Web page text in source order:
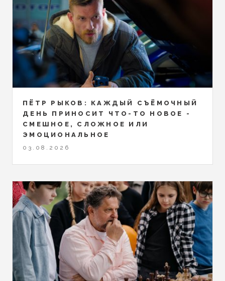
ПЁТР РЫКОВ: КАЖДЫЙ СЪЁМОЧНЫЙ
ДЕНЬ ПРИНОСИТ ЧТО-ТО НОВОЕ -
СМЕШНОЕ, СЛОЖНОЕ ИЛИ
ЭМОЦИОНАЛЬНОЕ
03.08.2026